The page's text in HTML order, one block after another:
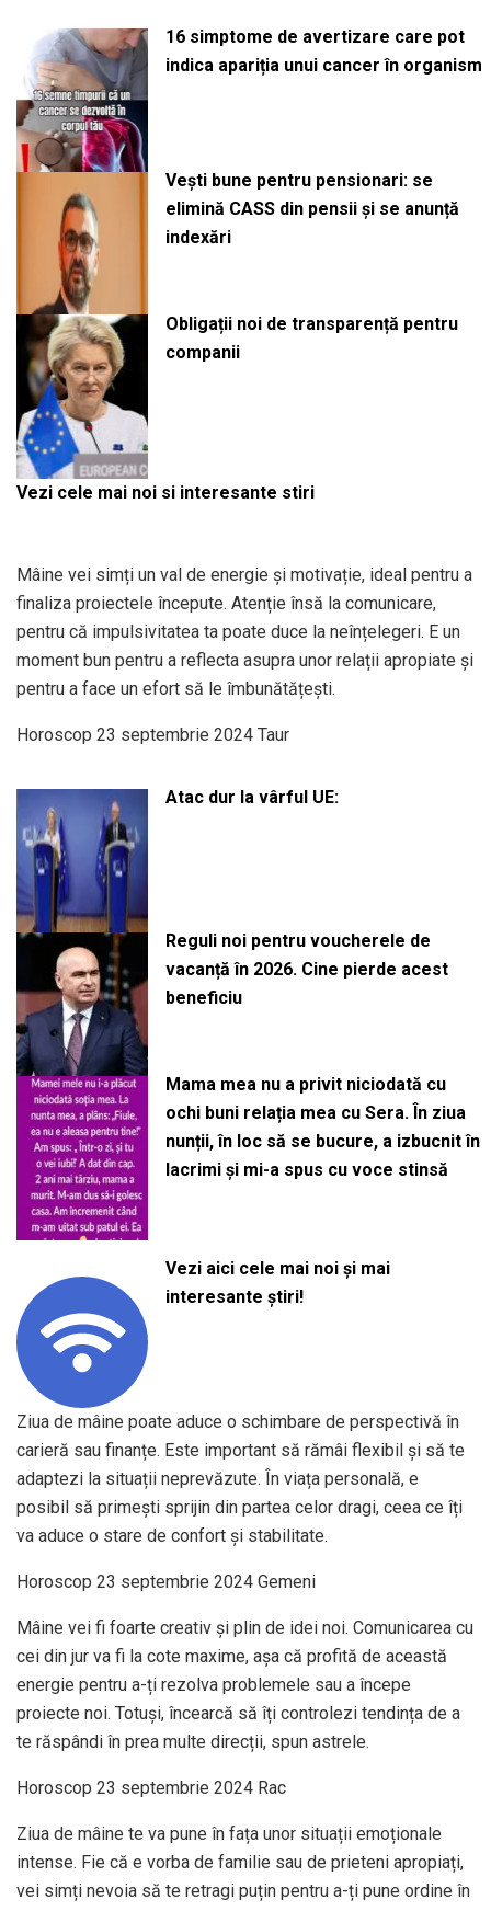
16 simptome de avertizare care pot
indica apariția unui cancer în organism
Vești bune pentru pensionari: se
elimină CASS din pensii și se anunță
indexări
Obligații noi de transparență pentru
companii
Vezi cele mai noi si interesante stiri
Mâine vei simți un val de energie și motivație, ideal pentru a
finaliza proiectele începute. Atenție însă la comunicare,
pentru că impulsivitatea ta poate duce la neînțelegeri. E un
moment bun pentru a reflecta asupra unor relații apropiate și
pentru a face un efort să le îmbunătățești.
Horoscop 23 septembrie 2024 Taur
Atac dur la vârful UE:
Reguli noi pentru voucherele de
vacanță în 2026. Cine pierde acest
beneficiu
Mama mea nu a privit niciodată cu
ochi buni relația mea cu Sera. În ziua
nunții, în loc să se bucure, a izbucnit în
lacrimi și mi-a spus cu voce stinsă
Vezi aici cele mai noi și mai
interesante știri!
Ziua de mâine poate aduce o schimbare de perspectivă în
carieră sau finanțe. Este important să rămâi flexibil și să te
adaptezi la situații neprevăzute. În viața personală, e
posibil să primești sprijin din partea celor dragi, ceea ce îți
va aduce o stare de confort și stabilitate.
Horoscop 23 septembrie 2024 Gemeni
Mâine vei fi foarte creativ și plin de idei noi. Comunicarea cu
cei din jur va fi la cote maxime, așa că profită de această
energie pentru a-ți rezolva problemele sau a începe
proiecte noi. Totuși, încearcă să îți controlezi tendința de a
te răspândi în prea multe direcții, spun astrele.
Horoscop 23 septembrie 2024 Rac
Ziua de mâine te va pune în fața unor situații emoționale
intense. Fie că e vorba de familie sau de prieteni apropiați,
vei simți nevoia să te retragi puțin pentru a-ți pune ordine în